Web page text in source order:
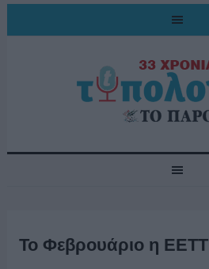
Το Φεβρουάριο η ΕΕΤΤ